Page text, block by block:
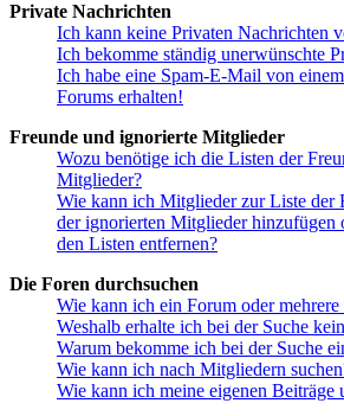
Private Nachrichten
Ich kann keine Privaten Nachrichten
Ich bekomme ständig unerwünschte
Ich habe eine Spam-E-Mail von
Forums erhalten!
Freunde und ignorierte Mitglieder
Wozu benötige ich die Listen der
Mitglieder?
Wie kann ich Mitglieder zur Liste der
der ignorierten Mitglieder hinzufügen
den Listen entfernen?
Die Foren durchsuchen
Wie kann ich ein Forum oder
Weshalb erhalte ich bei der Suche
Warum bekomme ich bei der Suche
Wie kann ich nach Mitgliedern
Wie kann ich meine eigenen Beiträge